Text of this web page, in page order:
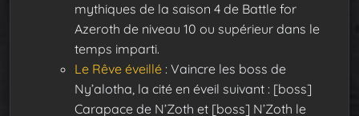
mythiques de la saison 4 de Battle for
Azeroth de niveau 10 ou supérieur dans le
temps imparti.
Le Rêve éveillé : Vaincre les boss de
Ny’alotha, la cité en éveil suivant : [boss]
Carapace de N’Zoth et [boss] N’Zoth le